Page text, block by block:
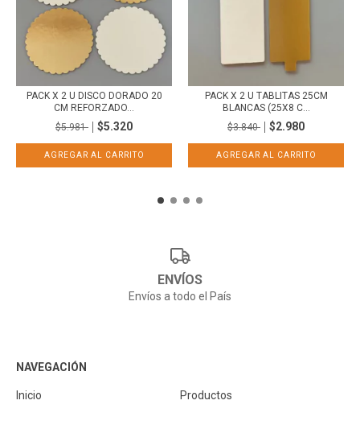
PACK X 2 U DISCO DORADO 20
CM REFORZADO...
$5.981
$5.320
PACK X 2 U TABLITAS 25CM
BLANCAS (25X8 C...
$3.840
$2.980
ENVÍOS
Envíos a todo el País
NAVEGACIÓN
Inicio Productos